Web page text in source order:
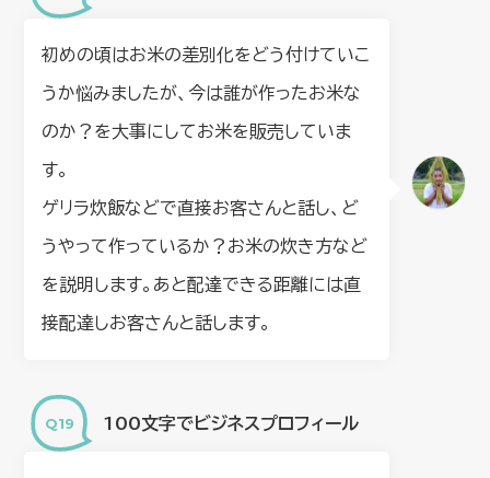
初めの頃はお米の差別化をどう付けていこ
うか悩みましたが、今は誰が作ったお米な
のか？を大事にしてお米を販売していま
す。
ゲリラ炊飯などで直接お客さんと話し、ど
うやって作っているか？お米の炊き方など
を説明します。あと配達できる距離には直
接配達しお客さんと話します。
100文字でビジネスプロフィール